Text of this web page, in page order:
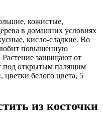
кожистые,
в домашних условиях
кисло-сладкие. Во
любит повышенную
Растение защищают от
под открытым палящим
белого цвета, 5
из косточки